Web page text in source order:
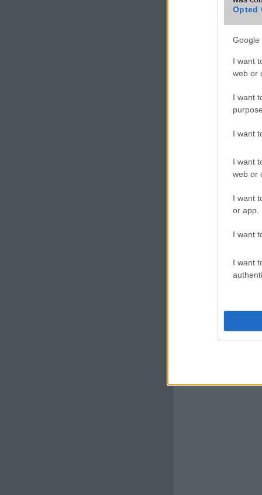
Opted
Google
I want
web or
I want
I want
I want
web or
I want
or app.
I want
I want